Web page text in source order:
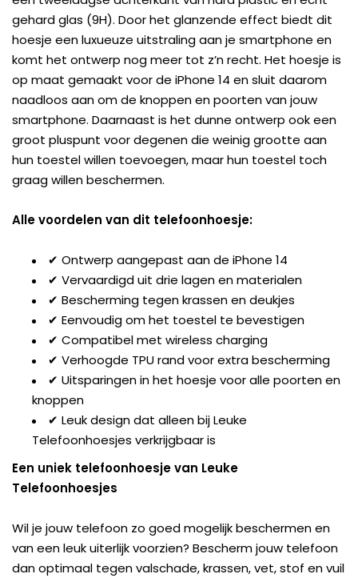
gehard glas (9H). Door het glanzende effect biedt dit
hoesje een luxueuze uitstraling aan je smartphone en
komt het ontwerp nog meer tot z’n recht. Het hoesje is
op maat gemaakt voor de iPhone 14 en sluit daarom
naadloos aan om de knoppen en poorten van jouw
smartphone. Daarnaast is het dunne ontwerp ook een
groot pluspunt voor degenen die weinig grootte aan
hun toestel willen toevoegen, maar hun toestel toch
graag willen beschermen.
Alle voordelen van dit telefoonhoesje:
✔ Ontwerp aangepast aan de iPhone 14
✔ Vervaardigd uit drie lagen en materialen
✔ Bescherming tegen krassen en deukjes
✔ Eenvoudig om het toestel te bevestigen
✔ Compatibel met wireless charging
✔ Verhoogde TPU rand voor extra bescherming
✔ Uitsparingen in het hoesje voor alle poorten en
knoppen
✔ Leuk design dat alleen bij Leuke
Telefoonhoesjes verkrijgbaar is
Een uniek telefoonhoesje van Leuke
Telefoonhoesjes
Wil je jouw telefoon zo goed mogelijk beschermen en
van een leuk uiterlijk voorzien? Bescherm jouw telefoon
dan optimaal tegen valschade, krassen, vet, stof en vuil